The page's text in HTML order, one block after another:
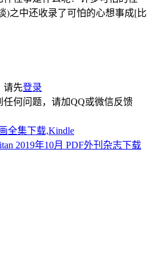
)之中还收录了可怕的心想事成[比
请先登录
何问题，请加QQ或微信反馈
全集下载,Kindle
2019年10月 PDF外刊杂志下载